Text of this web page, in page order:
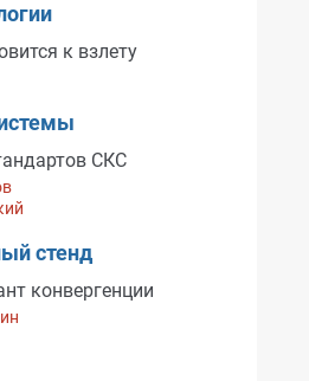
к взлету
СКС
стенд
конвергенции